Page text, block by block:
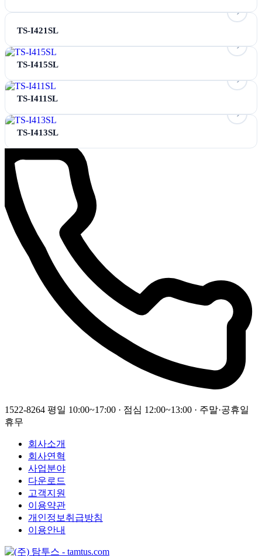
TS-I421SL
TS-I415SL
TS-I411SL
TS-I413SL
1522-8264 평일 10:00~17:00 · 점심 12:00~13:00 · 주말·공휴일
휴무
회사소개
회사연혁
사업분야
다운로드
고객지원
이용약관
개인정보취급방침
이용안내